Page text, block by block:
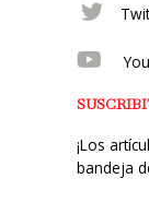
¡Los
bandeja